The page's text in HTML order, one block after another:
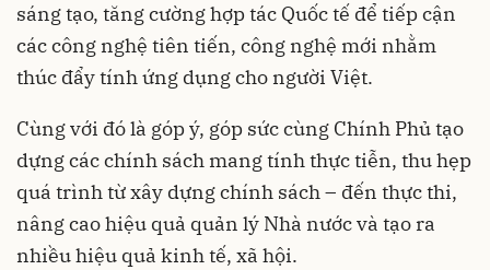
sáng tạo, tăng cường hợp tác Quốc tế để tiếp cận
các công nghệ tiên tiến, công nghệ mới nhằm
thúc đẩy tính ứng dụng cho người Việt.
Cùng với đó là góp ý, góp sức cùng Chính Phủ tạo
dựng các chính sách mang tính thực tiễn, thu hẹp
quá trình từ xây dựng chính sách – đến thực thi,
nâng cao hiệu quả quản lý Nhà nước và tạo ra
nhiều hiệu quả kinh tế, xã hội.